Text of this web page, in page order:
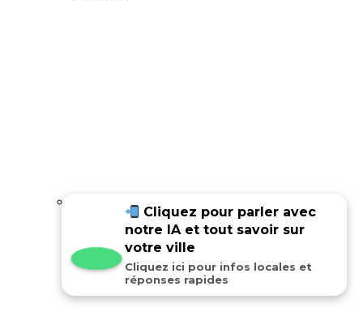
Joséphine Baker au Panthéon : le
témoignage de son fils Luis
Cliquez pour parler avec
notre IA et tout savoir sur
votre ville
Cliquez ici pour infos locales et
réponses rapides